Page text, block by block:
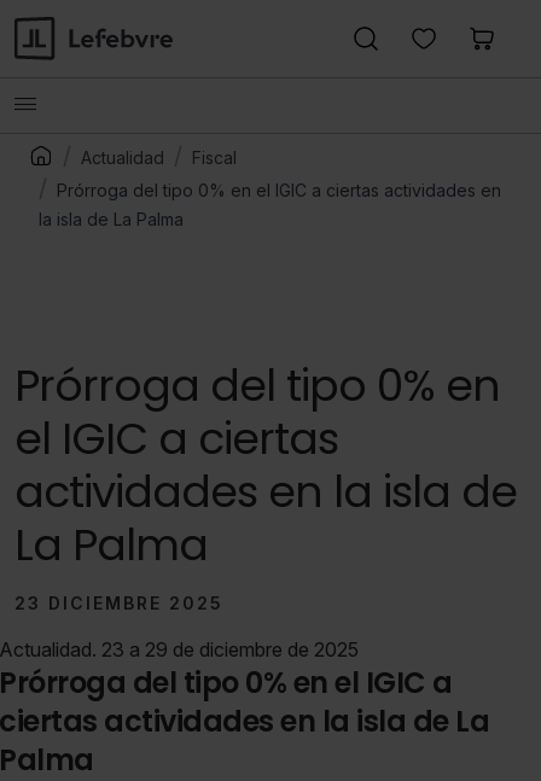
Actualidad
Fiscal
Prórroga del tipo 0% en el IGIC a ciertas actividades en
la isla de La Palma
Prórroga del tipo 0% en
el IGIC a ciertas
actividades en la isla de
La Palma
23 DICIEMBRE 2025
Actualidad. 23 a 29 de diciembre de 2025
Prórroga del tipo 0% en el IGIC a
ciertas actividades en la isla de La
Palma